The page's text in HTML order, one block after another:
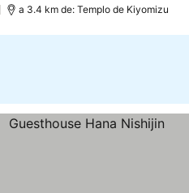
a 3.4 km de: Templo de Kiyomizu